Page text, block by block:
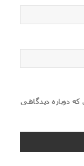
که دوباره دیدگاهی